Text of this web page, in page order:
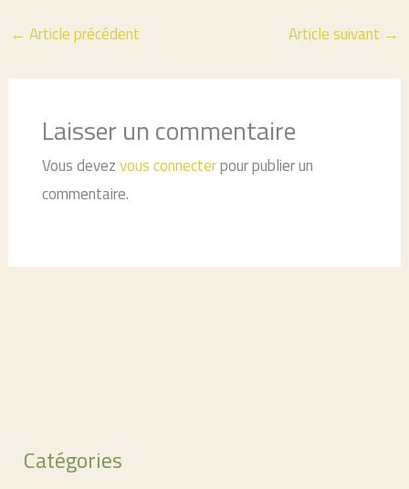
← Article précédent Article suivant →
Laisser un commentaire
Vous devezvous connecterpour publier un
commentaire.
Catégories